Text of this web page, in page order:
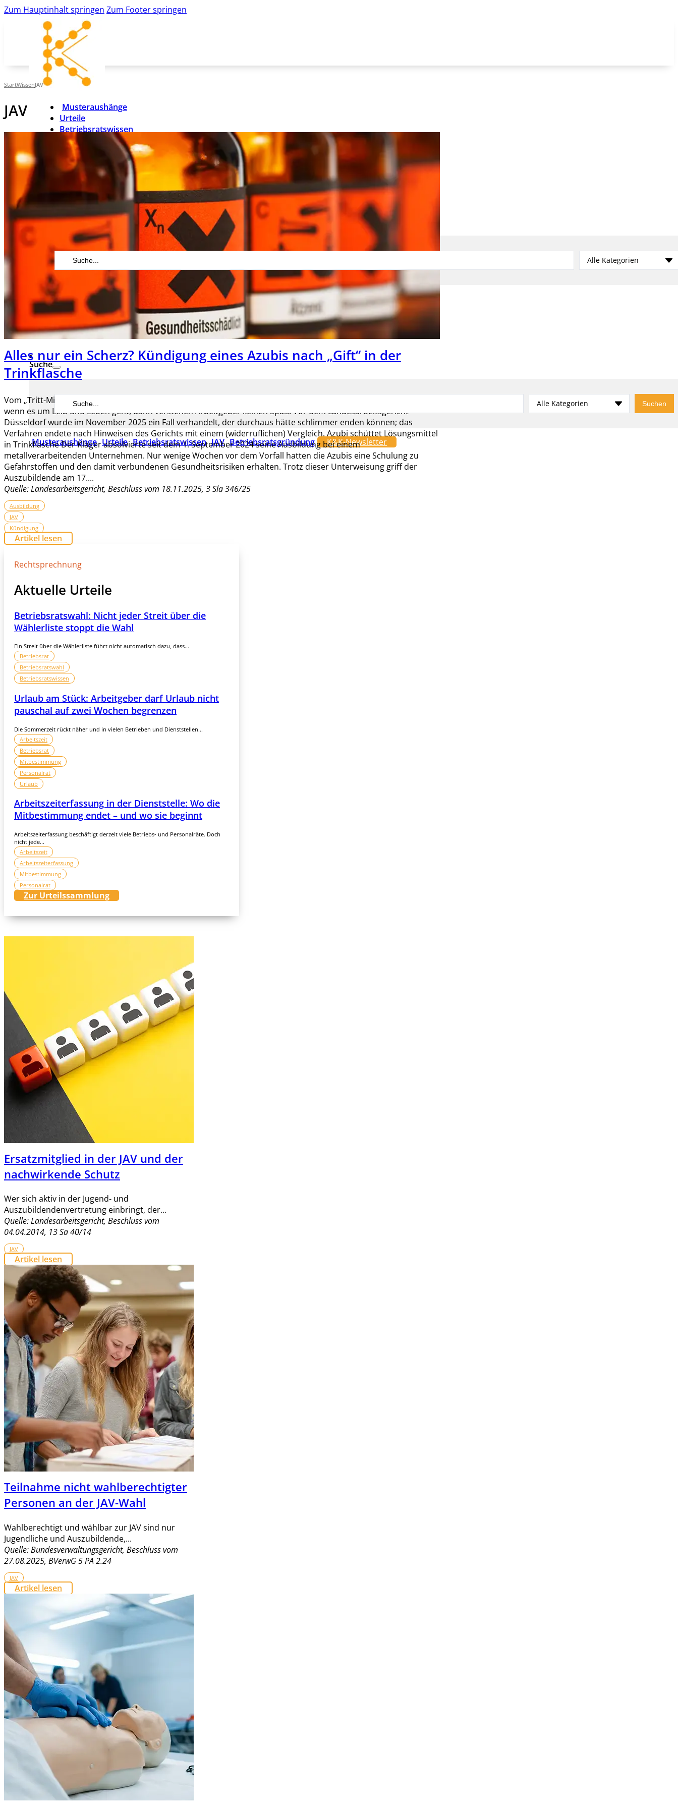
Zum Hauptinhalt springen Zum Footer springen
Musteraushänge
Urteile
Betriebsratswissen
JAV
Betriebsratsgründung
News
K&K-Newsletter
kk-bildung.de
Suche
Search
... Alle Kategorien
kk-bildung.de
Suche
Search
... Alle Kategorien Suchen
Musteraushänge Urteile Betriebsratswissen JAV Betriebsratsgründung K&K-Newsletter
StartWissenJAV
JAV
Alles nur ein Scherz? Kündigung eines Azubis nach „Gift“ in der
Trinkflasche
Vom „Tritt-Mich-Zettel“ bis zum „Fake-Liebesbrief“ – Scherze unter Kollegen können ziemlich böse enden. Doch
wenn es um Leib und Leben geht, dann verstehen Arbeitgeber keinen Spaß. Vor dem Landesarbeitsgericht
Düsseldorf wurde im November 2025 ein Fall verhandelt, der durchaus hätte schlimmer enden können; das
Verfahren endete nach Hinweisen des Gerichts mit einem (widerruflichen) Vergleich. Azubi schüttet Lösungsmittel
in Trinkflasche Der Kläger absolvierte seit dem 1. September 2024 seine Ausbildung bei einem
metallverarbeitenden Unternehmen. Nur wenige Wochen vor dem Vorfall hatten die Azubis eine Schulung zu
Gefahrstoffen und den damit verbundenen Gesundheitsrisiken erhalten. Trotz dieser Unterweisung griff der
Auszubildende am 17....
Quelle: Landesarbeitsgericht, Beschluss vom 18.11.2025, 3 Sla 346/25
Ausbildung
JAV
Kündigung
Artikel lesen
Rechtsprechnung
Aktuelle Urteile
Betriebsratswahl: Nicht jeder Streit über die
Wählerliste stoppt die Wahl
Ein Streit über die Wählerliste führt nicht automatisch dazu, dass...
Betriebsrat
Betriebsratswahl
Betriebsratswissen
Urlaub am Stück: Arbeitgeber darf Urlaub nicht
pauschal auf zwei Wochen begrenzen
Die Sommerzeit rückt näher und in vielen Betrieben und Dienststellen...
Arbeitszeit
Betriebsrat
Mitbestimmung
Personalrat
Urlaub
Arbeitszeiterfassung in der Dienststelle: Wo die
Mitbestimmung endet – und wo sie beginnt
Arbeitszeiterfassung beschäftigt derzeit viele Betriebs- und Personalräte. Doch
nicht jede...
Arbeitszeit
Arbeitszeiterfassung
Mitbestimmung
Personalrat
Zur Urteilssammlung
Ersatzmitglied in der JAV und der
nachwirkende Schutz
Wer sich aktiv in der Jugend- und
Auszubildendenvertretung einbringt, der...
Quelle: Landesarbeitsgericht, Beschluss vom
04.04.2014, 13 Sa 40/14
JAV
Artikel lesen
Teilnahme nicht wahlberechtigter
Personen an der JAV-Wahl
Wahlberechtigt und wählbar zur JAV sind nur
Jugendliche und Auszubildende,...
Quelle: Bundesverwaltungsgericht, Beschluss vom
27.08.2025, BVerwG 5 PA 2.24
JAV
Artikel lesen